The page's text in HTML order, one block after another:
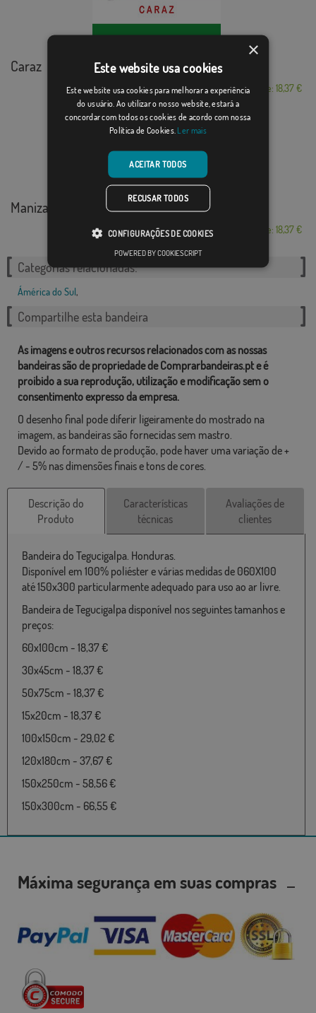
Caraz
Desde: 18,37 €
Manizales
Desde: 18,37 €
Categorias relacionadas:
Ámérica do Sul,
Compartilhe esta bandeira
As imagens e outros recursos relacionados com as nossas
bandeiras são de propriedade de Comprarbandeiras.pt e é
proibido a sua reprodução, utilização e modificação sem o
consentimento expresso da empresa.
O desenho final pode diferir ligeiramente do mostrado na
imagem, as bandeiras são fornecidas sem mastro.
Devido ao formato de produção, pode haver uma variação de +
/ - 5% nas dimensões finais e tons de cores.
Descrição do
Produto
Características
técnicas
Avaliações de
clientes
Bandeira do Tegucigalpa. Honduras.
Disponível em 100% poliéster e várias medidas de 060X100
até 150x300 particularmente adequado para uso ao ar livre.
Bandeira de Tegucigalpa disponível nos seguintes tamanhos e
preços:
60x100cm - 18,37 €
30x45cm - 18,37 €
50x75cm - 18,37 €
15x20cm - 18,37 €
100x150cm - 29,02 €
120x180cm - 37,67 €
150x250cm - 58,56 €
150x300cm - 66,55 €
Máxima segurança em suas compras
×
Este website usa cookies
Este website usa cookies para melhorar a experiência
do usuário. Ao utilizar o nosso website, estará a
concordar com todos os cookies de acordo com nossa
Política de Cookies. Ler mais
ACEITAR TODOS
RECUSAR TODOS
CONFIGURAÇÕES DE COOKIES
POWERED BY COOKIESCRIPT